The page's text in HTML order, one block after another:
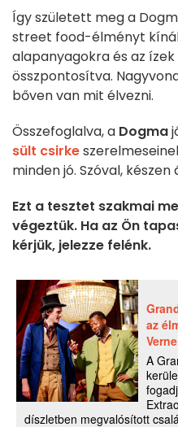
Így született meg a
street food-élményt
alapanyagokra és az
összpontosítva.
bőven van mit élvezni.
Összefoglalva, a Dogma
sült csirke
minden jó. Szóval,
Ezt a tesztet szakmai
végeztük. Ha az Ön
kérjük, jelezze felénk.